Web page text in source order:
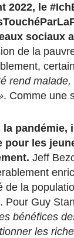
2022, le
sociaux
de la
rend
. Comme une
la pandémie,
pour les
Jeff
de la
Pour Guy
bénéfices
les